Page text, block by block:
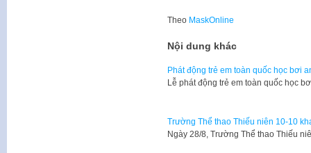
Theo MaskOnline
Nội dung khác
Phát động trẻ em toàn quốc học bơi
Lễ phát động trẻ em toàn quốc học
Trường Thể thao Thiếu niên 10-10
Ngày 28/8, Trường Thể thao Thiếu